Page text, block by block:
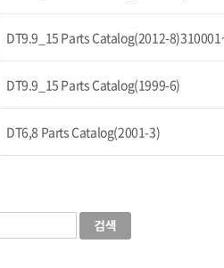
DT9.9_15 Parts Catalog(2012-
DT9.9_15 Parts Catalog(1999-6)
DT6,8 Parts Catalog(2001-3)